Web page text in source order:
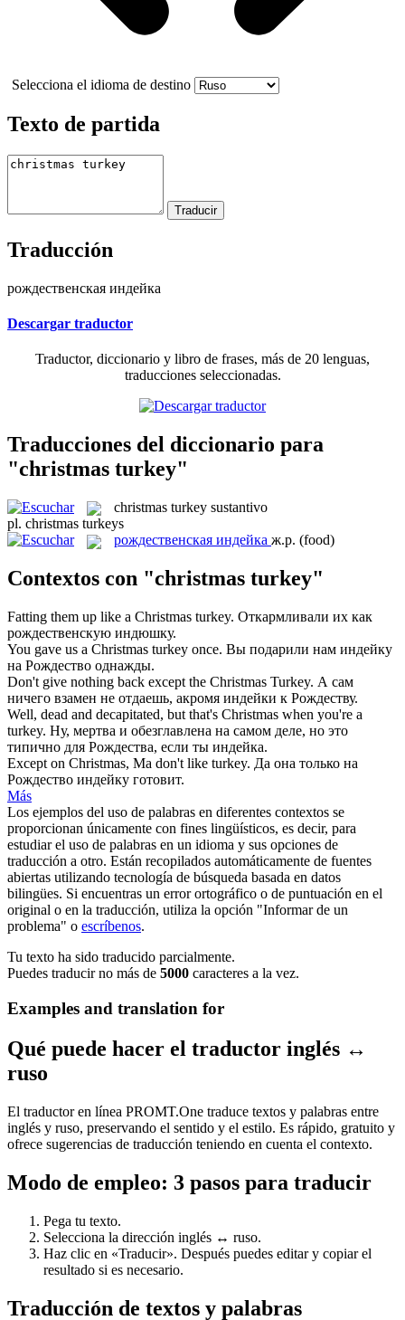
Selecciona el idioma de destino
Texto de partida
Traducción
рождественская индейка
Descargar traductor
Traductor, diccionario y libro de frases, más de 20 lenguas,
traducciones seleccionadas.
Traducciones del diccionario para
"christmas turkey"
christmas turkey sustantivo
pl. christmas turkeys
рождественская индейка ж.р. (food)
Contextos con "christmas turkey"
Fatting them up like a Christmas turkey. Откармливали их как
рождественскую индюшку.
You gave us a Christmas turkey once. Вы подарили нам индейку
на Рождество однажды.
Don't give nothing back except the Christmas Turkey. А сам
ничего взамен не отдаешь, акромя индейки к Рождеству.
Well, dead and decapitated, but that's Christmas when you're a
turkey. Ну, мертва и обезглавлена на самом деле, но это
типично для Рождества, если ты индейка.
Except on Christmas, Ma don't like turkey. Да она только на
Рождество индейку готовит.
Más
Los ejemplos del uso de palabras en diferentes contextos se
proporcionan únicamente con fines lingüísticos, es decir, para
estudiar el uso de palabras en un idioma y sus opciones de
traducción a otro. Están recopilados automáticamente de fuentes
abiertas utilizando tecnología de búsqueda basada en datos
bilingües. Si encuentras un error ortográfico o de puntuación en el
original o en la traducción, utiliza la opción "Informar de un
problema" o escríbenos.
Tu texto ha sido traducido parcialmente.
Puedes traducir no más de 5000 caracteres a la vez.
Examples and translation for
Qué puede hacer el traductor inglés ↔
ruso
El traductor en línea PROMT.One traduce textos y palabras entre
inglés y ruso, preservando el sentido y el estilo. Es rápido, gratuito y
ofrece sugerencias de traducción teniendo en cuenta el contexto.
Modo de empleo: 3 pasos para traducir
Pega tu texto.
Selecciona la dirección inglés ↔ ruso.
Haz clic en «Traducir». Después puedes editar y copiar el
resultado si es necesario.
Traducción de textos y palabras